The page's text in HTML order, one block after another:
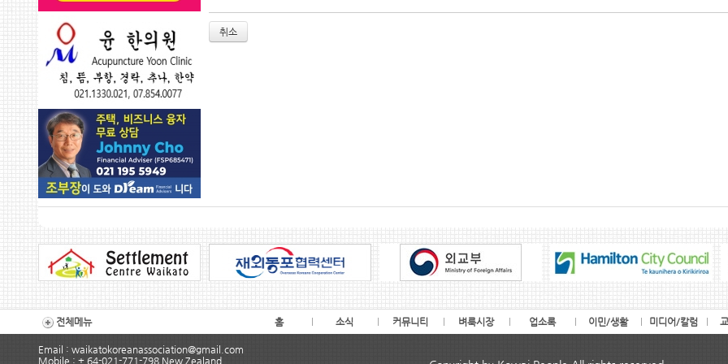
취소
홈 소식 커뮤니티 벼룩시장 업소록 이민/생활 미디어/칼럼
전체메뉴
Email : waikatokoreanassociation@gmail.com
Mobile : + 64-021-771-798 New Zealand